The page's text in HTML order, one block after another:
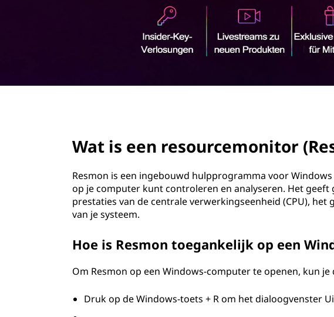
Wat is een resourcemonitor
Resmon is een ingebouwd hulpprogramma voor
op je computer kunt controleren en analyseren. Het
prestaties van de centrale verwerkingseenheid (CPU),
van je systeem.
Hoe is Resmon toegankelijk op een
Om Resmon op een Windows-computer te openen, kun
Druk op de Windows-toets + R om het dialoogvenster